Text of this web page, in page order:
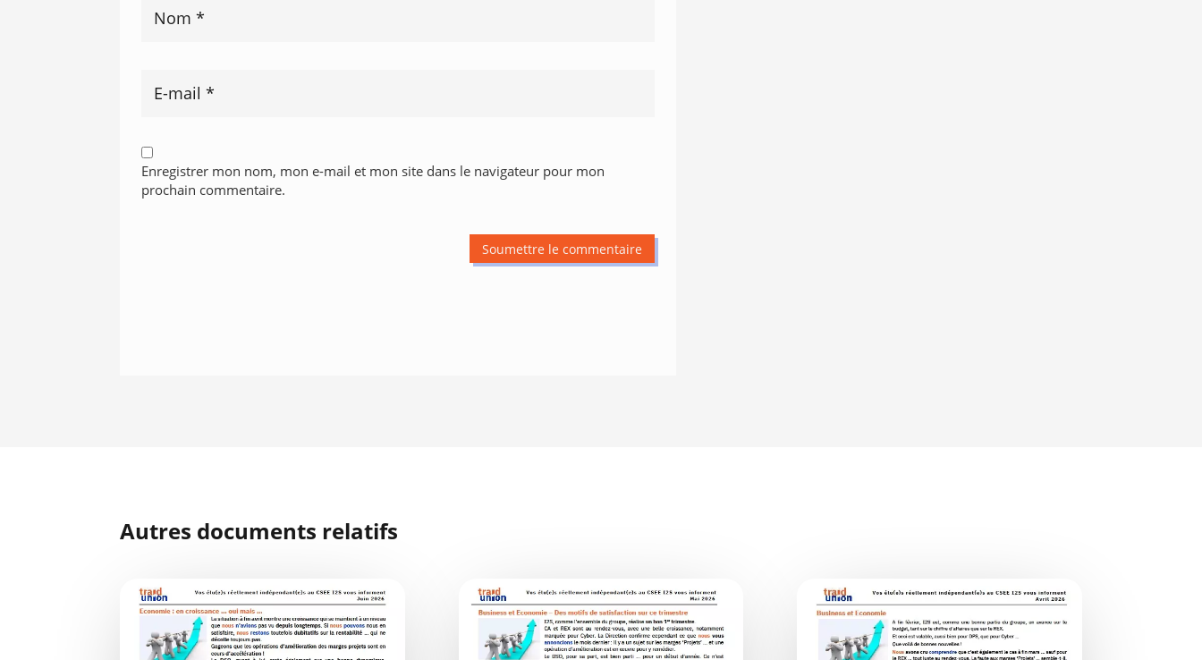
Enregistrer mon nom, mon e-mail et mon site dans le navigateur pour mon
prochain commentaire.
Soumettre le commentaire
Autres documents relatifs